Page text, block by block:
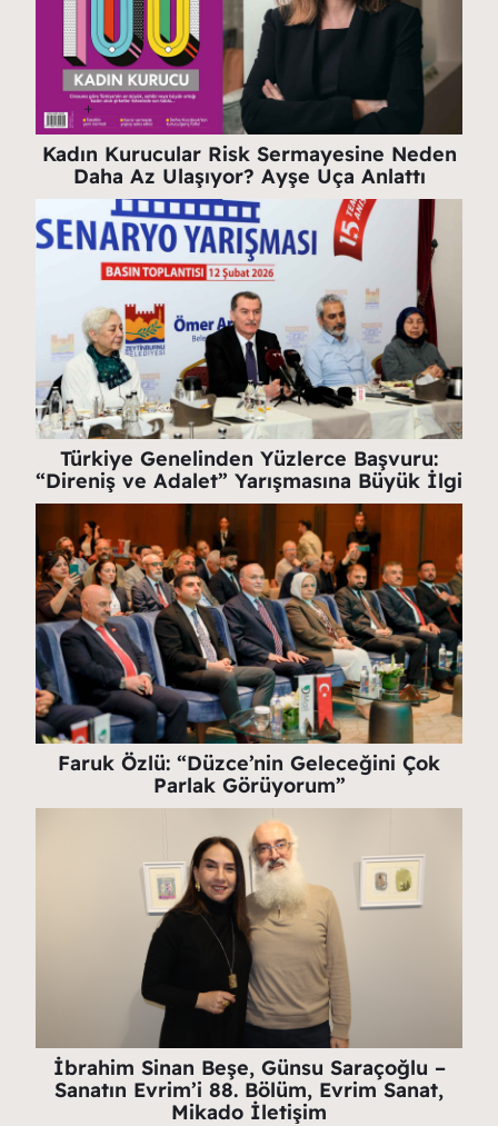
Kadın Kurucular Risk Sermayesine Neden
Daha Az Ulaşıyor? Ayşe Uça Anlattı
Türkiye Genelinden Yüzlerce Başvuru:
“Direniş ve Adalet” Yarışmasına Büyük İlgi
Faruk Özlü: “Düzce’nin Geleceğini Çok
Parlak Görüyorum”
İbrahim Sinan Beşe, Günsu Saraçoğlu –
Sanatın Evrim’i 88. Bölüm, Evrim Sanat,
Mikado İletişim